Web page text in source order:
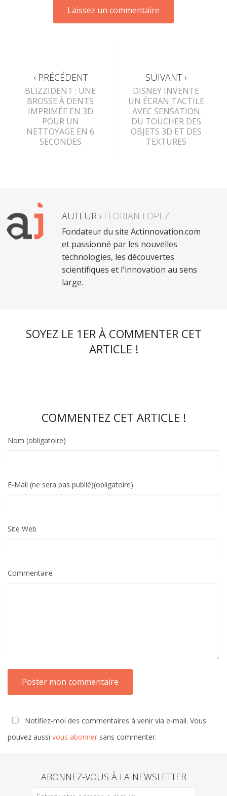
‹ PRÉCÉDENT
BLIZZIDENT : UNE
BROSSE À DENTS
IMPRIMÉE EN 3D
POUR UN
NETTOYAGE EN 6
SECONDES
SUIVANT ›
DISNEY INVENTE
UN ÉCRAN TACTILE
AVEC SENSATION
DU TOUCHER DES
OBJETS 3D ET DES
TEXTURES
AUTEUR › FLORIAN LOPEZ
Fondateur du site Actinnovation.com
et passionné par les nouvelles
technologies, les découvertes
scientifiques et l'innovation au sens
large.
SOYEZ LE 1ER À COMMENTER CET
ARTICLE !
COMMENTEZ CET ARTICLE !
Nom (obligatoire)
E-Mail (ne sera pas publié)(obligatoire)
Site Web
Commentaire
Notifiez-moi des commentaires à venir via e-mail. Vous
pouvez aussi vous abonner sans commenter.
ABONNEZ-VOUS À LA NEWSLETTER